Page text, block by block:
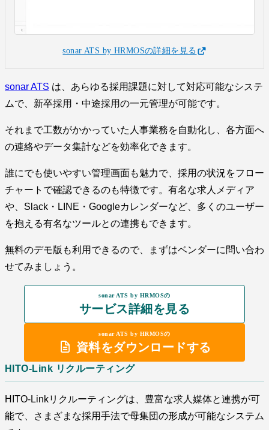
sonar ATS by HRMOSの詳細を見る
sonar ATS は、あらゆる採用課題に対して対応可能なシステ
ムで、新卒採用・中途採用の一元管理が可能です。
それまで工数がかかっていた人事業務を自動化し、各方面へ
の連絡やデータ集計などを効率化できます。
誰にでも使いやすい管理画面も魅力で、採用の状況をフロー
チャートで確認できるのも特徴です。有名な求人メディア
や、Slack・LINE・Googleカレンダーなど、多くのユーザー
を抱える有名なツールとの連携もできます。
無料のデモ版も利用できるので、まずはベンダーに問い合わ
せてみましょう。
sonar ATS by HRMOSの
サービス詳細を見る
sonar ATS by HRMOSの
資料をダウンロードする
HITO-Link リクルーティング
HITO-Linkリクルーティングは、豊富な求人媒体と連携が可
能で、さまざまな採用手法で母集団の形成が可能なシステム